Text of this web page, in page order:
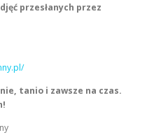
przesłanych przez
tanio i zawsze na czas.